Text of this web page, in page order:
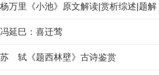
杨万里《小池》原文解读|赏析综述|题解
冯延巳：喜迁莺
苏 轼《题西林壁》古诗鉴赏